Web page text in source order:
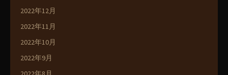
2022年12月
2022年11月
2022年10月
2022年9月